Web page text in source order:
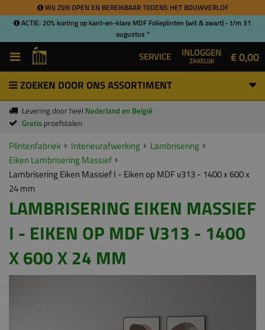
WIJ ZIJN OPEN EN BEREIKBAAR TIJDENS HET BOUWVERLOF
ACTIE: 20% korting op kant-en-klare MDF Folieplinten (wit & zwart) - t/m 31
augustus *
SERVICE INLOGGEN
ZAKELIJK € 0,00
ZOEKEN DOOR ONS ASSORTIMENT
Levering door heel Nederland en België
Gratis proefstalen
Plintenfabriek Interieurafwerking
Lambrisering
Eiken Lambrisering Massief
Lambrisering Eiken Massief I - Eiken op MDF v313 - 1400 x 600 x
24 mm
LAMBRISERING EIKEN MASSIEF
I - EIKEN OP MDF V313 - 1400
X 600 X 24 MM